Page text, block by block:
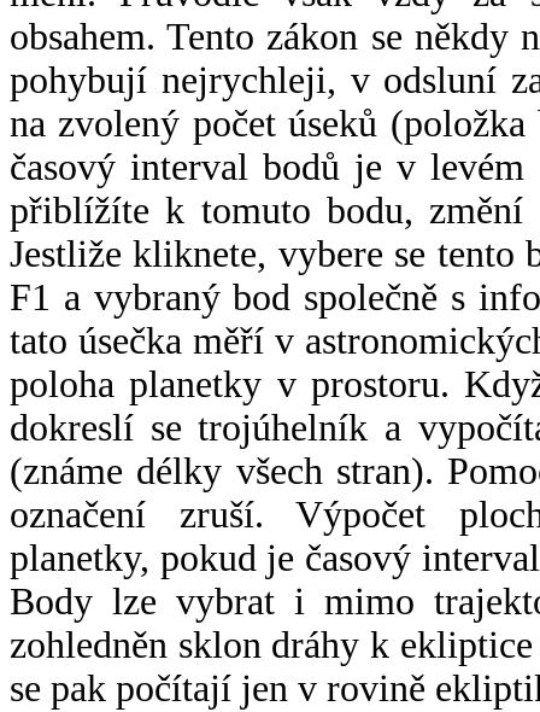
obsahem. Tento zákon se někdy
pohybují nejrychleji, v odsluní
na zvolený počet úseků
časový interval bodů je v
přiblížíte k tomuto bodu,
Jestliže kliknete, vybere se tento
F1 a vybraný bod společně s
tato úsečka měří v
poloha planetky v prostoru.
dokreslí se trojúhelník a
(známe délky všech stran).
označení zruší. Výpočet
planetky, pokud je časový
Body lze vybrat i mimo
zohledněn sklon dráhy k
se pak počítají jen v rovině